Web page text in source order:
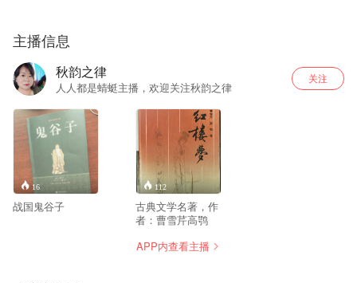
主播信息
秋韵之律
人人都是蜻蜓主播，欢迎关注秋韵之律
关注
16
战国鬼谷子
112
古典文学名著，作
者：曹雪芹高鹗
APP内查看主播